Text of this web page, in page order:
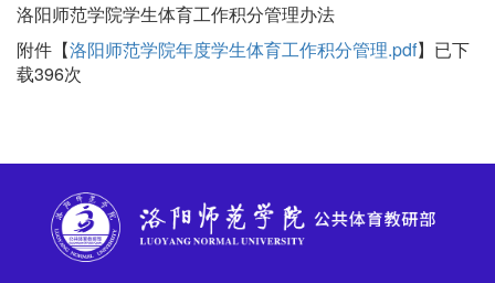
洛阳师范学院学生体育工作积分管理办法
附件【洛阳师范学院年度学生体育工作积分管理.pdf】已下
载396次